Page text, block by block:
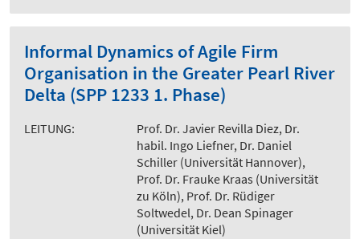
Informal Dynamics of Agile Firm
Organisation in the Greater Pearl River
Delta (SPP 1233 1. Phase)
LEITUNG:
Prof. Dr. Javier Revilla Diez, Dr.
habil. Ingo Liefner, Dr. Daniel
Schiller (Universität Hannover),
Prof. Dr. Frauke Kraas (Universität
zu Köln), Prof. Dr. Rüdiger
Soltwedel, Dr. Dean Spinager
(Universität Kiel)